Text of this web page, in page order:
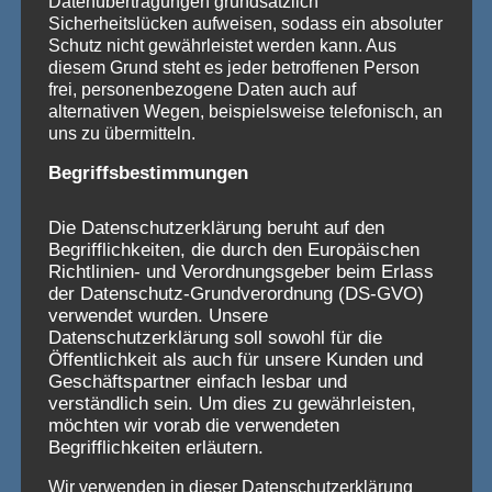
Kartenvorverkauf für die
Jubiläumssession 2026
Von Sophia Weigand
Liebe Karnevalsfreunde und -freundinnen,
2026 steht für uns unter einem ganz
besonderen Stern: Die
Karnevalsgesellschaft Grau-Blau feiert
ihr 7×11-jähriges Jubiläum! Seit 77
Jahren sorgen wir für ausgelassene
Stimmung und unvergessliche Momente im
Sitzungskarneval – und das möchten wir
natürlich gebührend mit euch feiern. Ab
dem 25. Oktober 2025 startet der
Sicherheitslücken aufweisen, sodass ein absoluter
Schutz nicht gewährleistet werden kann. Aus
diesem Grund steht es jeder betroffenen Person
frei, personenbezogene Daten auch auf
alternativen Wegen, beispielsweise telefonisch, an
uns zu übermitteln.
Begriffsbestimmungen
Die Datenschutzerklärung beruht auf den
Begrifflichkeiten, die durch den Europäischen
Richtlinien- und Verordnungsgeber beim Erlass
der Datenschutz-Grundverordnung (DS-GVO)
verwendet wurden. Unsere
Datenschutzerklärung soll sowohl für die
Öffentlichkeit als auch für unsere Kunden und
Geschäftspartner einfach lesbar und
verständlich sein. Um dies zu gewährleisten,
möchten wir vorab die verwendeten
Begrifflichkeiten erläutern.
Wir verwenden in dieser Datenschutzerklärung